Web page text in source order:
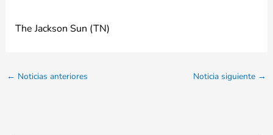
The Jackson Sun (TN)
← Noticias anteriores Noticia siguiente →